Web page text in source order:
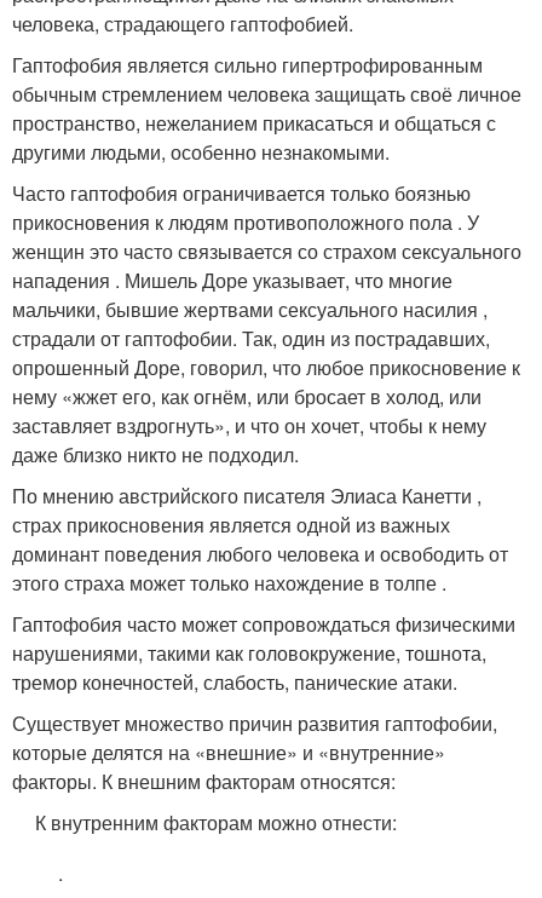
человека, страдающего гаптофобией.
Гаптофобия является сильно гипертрофированным
обычным стремлением человека защищать своё личное
пространство, нежеланием прикасаться и общаться с
другими людьми, особенно незнакомыми.
Часто гаптофобия ограничивается только боязнью
прикосновения к людям противоположного пола . У
женщин это часто связывается со страхом сексуального
нападения . Мишель Доре указывает, что многие
мальчики, бывшие жертвами сексуального насилия ,
страдали от гаптофобии. Так, один из пострадавших,
опрошенный Доре, говорил, что любое прикосновение к
нему «жжет его, как огнём, или бросает в холод, или
заставляет вздрогнуть», и что он хочет, чтобы к нему
даже близко никто не подходил.
По мнению австрийского писателя Элиаса Канетти ,
страх прикосновения является одной из важных
доминант поведения любого человека и освободить от
этого страха может только нахождение в толпе .
Гаптофобия часто может сопровождаться физическими
нарушениями, такими как головокружение, тошнота,
тремор конечностей, слабость, панические атаки.
Существует множество причин развития гаптофобии,
которые делятся на «внешние» и «внутренние»
факторы. К внешним факторам относятся:
К внутренним факторам можно отнести:
.